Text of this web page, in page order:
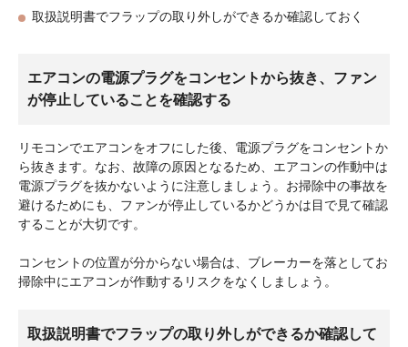
取扱説明書でフラップの取り外しができるか確認しておく
エアコンの電源プラグをコンセントから抜き、ファン
が停止していることを確認する
リモコンでエアコンをオフにした後、電源プラグをコンセントか
ら抜きます。なお、故障の原因となるため、エアコンの作動中は
電源プラグを抜かないように注意しましょう。お掃除中の事故を
避けるためにも、ファンが停止しているかどうかは目で見て確認
することが大切です。
コンセントの位置が分からない場合は、ブレーカーを落としてお
掃除中にエアコンが作動するリスクをなくしましょう。
取扱説明書でフラップの取り外しができるか確認して